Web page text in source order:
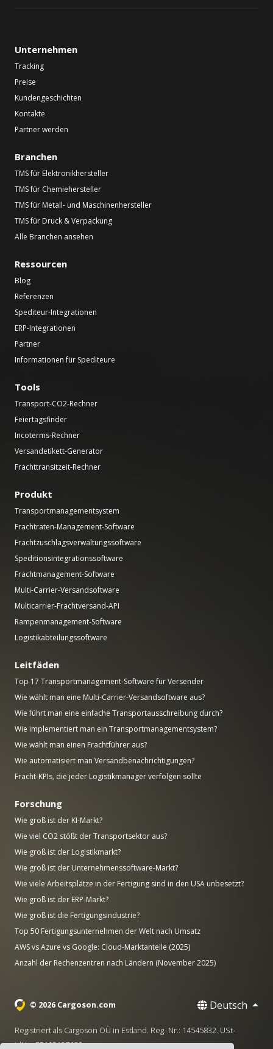
Unternehmen
Tracking
Preise
Kundengeschichten
Kontakte
Partner werden
Branchen
TMS für Elektronikhersteller
TMS für Chemiehersteller
TMS für Metall- und Maschinenhersteller
TMS für Druck & Verpackung
Alle Branchen ansehen
Ressourcen
Blog
Referenzen
Spediteur-Integrationen
ERP-Integrationen
Partner
Informationen für Spediteure
Tools
Transport-CO2-Rechner
Feiertagsfinder
Incoterms-Rechner
Versandetikett-Generator
Frachttransitzeit-Rechner
Produkt
Transportmanagementsystem
Frachtraten-Management-Software
Frachtzuschlagsverwaltungssoftware
Speditionsintegrationssoftware
Frachtmanagement-Software
Multi-Carrier-Versandsoftware
Multicarrier-Frachtversand-API
Rampenmanagement-Software
Logistikabteilungssoftware
Leitfäden
Top 17 Transportmanagement-Software für Versender
Wie wählt man eine Multi-Carrier-Versandsoftware aus?
Wie führt man eine einfache Transportausschreibung durch?
Wie implementiert man ein Transportmanagementsystem?
Wie wählt man einen Frachtführer aus?
Wie automatisiert man Versandbenachrichtigungen?
Fracht-KPIs, die jeder Logistikmanager verfolgen sollte
Forschung
Wie groß ist der KI-Markt?
Wie viel CO2 stößt der Transportsektor aus?
Wie groß ist der Logistikmarkt?
Wie groß ist der Unternehmenssoftware-Markt?
Wie viele Arbeitsplätze in der Fertigung sind in den USA unbesetzt?
Wie groß ist der ERP-Markt?
Wie groß ist die Fertigungsindustrie?
Top 50 Fertigungsunternehmen der Welt nach Umsatz
AWS vs Azure vs Google: Cloud-Marktanteile (2025)
Anzahl der Rechenzentren nach Ländern (November 2025)
© 2026 Cargoson.com Deutsch
Registriert als Cargoson OÜ in Estland. Reg.-Nr.: 14545832. USt-
IdNr.: EE102137680.